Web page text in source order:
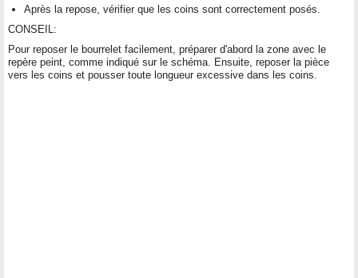
Après la repose, vérifier que les coins sont correctement posés.
CONSEIL:
Pour reposer le bourrelet facilement, préparer d'abord la zone avec le
repère peint, comme indiqué sur le schéma. Ensuite, reposer la pièce
vers les coins et pousser toute longueur excessive dans les coins.